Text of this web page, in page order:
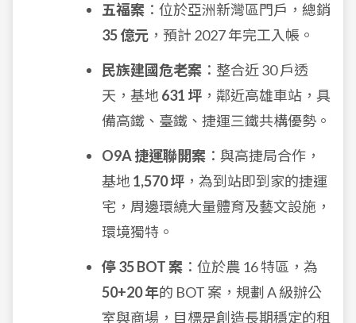
五福案 ：位於亞洲新灣區門戶，總銷
35 億元 ，預計 2027 年完工入帳。
民族建國危老案 ：整合近 30 戶透
天，基地 631 坪 ，鄰近高雄車站，具
備高鐵、臺鐵、捷運三鐵共構優勢。
O9A 捷運聯開案 ：與高捷局合作，
基地 1,570 坪 ，為到站即到家的捷運
宅，周邊環繞大量體育及藝文設施，
環境獨特。
停 35 BOT 案 ：位於農 16 特區，為
50+20 年的 BOT 案，規劃 A 級辦公
室與商場，目標是創造長期穩定的租